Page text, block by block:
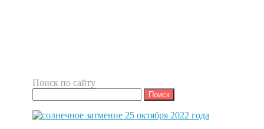
Поиск по сайту